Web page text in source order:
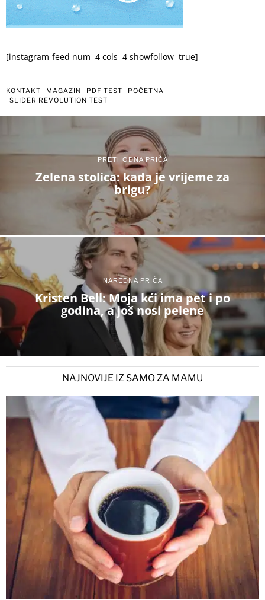
[instagram-feed num=4 cols=4 showfollow=true]
KONTAKT MAGAZIN PDF TEST
POČETNA
SLIDER REVOLUTION TEST
PRETHODNA PRIČA
Zelena stolica: kada je vrijeme za
brigu?
NAREDNA PRIČA
Kristen Bell: Moja kći ima pet i po
godina, a još nosi pelene
NAJNOVIJE IZ SAMO ZA MAMU